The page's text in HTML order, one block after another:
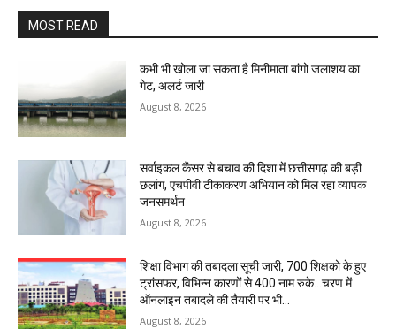
MOST READ
कभी भी खोला जा सकता है मिनीमाता बांगो जलाशय का
गेट, अलर्ट जारी
August 8, 2026
सर्वाइकल कैंसर से बचाव की दिशा में छत्तीसगढ़ की बड़ी
छलांग, एचपीवी टीकाकरण अभियान को मिल रहा व्यापक
जनसमर्थन
August 8, 2026
शिक्षा विभाग की तबादला सूची जारी, 700 शिक्षको के हुए
ट्रांसफर, विभिन्न कारणों से 400 नाम रुके…चरण में
ऑनलाइन तबादले की तैयारी पर भी...
August 8, 2026